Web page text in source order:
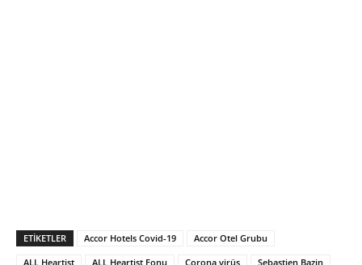
ETIKETLER Accor Hotels Covid-19
Accor Otel Grubu
ALL Heartist
ALL Heartist Fonu Corona virüs Sebastien Bazin